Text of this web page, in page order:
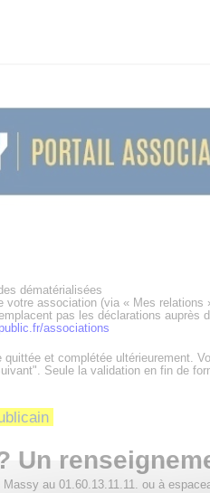
dématérialisées
votre association (via « Mes relations
pas les déclarations auprès
associations
quittée et complétée ultérieurement.
Seule la validation en fin de
Un
au 01.60.13.11.11. ou à